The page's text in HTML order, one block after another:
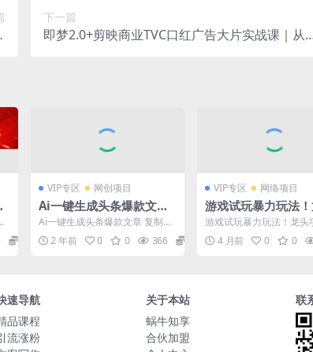
下一篇
即梦2.0+剪映商业TVC口红广告大片实战课｜从
39.9
VIP专区 网创项目
Ai一键生成头条爆款文章
复制粘贴即可简单易上手
小白首选 日入500-1000+
Ai一键生成头条爆款文章 复制粘
贴即可简单易上手小白首选 日入
500-1000+...
2 年前 0 0 366 36.6
VIP专区 网络项目
游戏试玩暴力玩法！
项目单号日入200+，
动操作无脑上手，
矩阵操作【揭秘】
游戏试玩暴力玩法！龙头
号日入200+，全自动操作
手，可批量矩阵操作【...
4 月前 0 0
速导航
品课程
流涨粉
关于本站
蜗牛知享
合伙加盟
联